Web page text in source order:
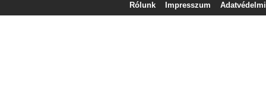
Rólunk Impresszum